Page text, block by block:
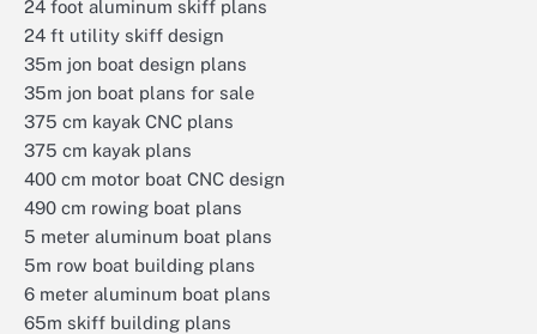
24 foot aluminum skiff plans
24 ft utility skiff design
35m jon boat design plans
35m jon boat plans for sale
375 cm kayak CNC plans
375 cm kayak plans
400 cm motor boat CNC design
490 cm rowing boat plans
5 meter aluminum boat plans
5m row boat building plans
6 meter aluminum boat plans
65m skiff building plans